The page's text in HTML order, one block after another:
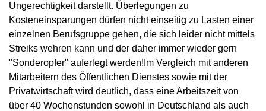
Ungerechtigkeit darstellt. Überlegungen zu
Kosteneinsparungen dürfen nicht einseitig zu Lasten einer
einzelnen Berufsgruppe gehen, die sich leider nicht mittels
Streiks wehren kann und der daher immer wieder gern
"Sonderopfer" auferlegt werden!Im Vergleich mit anderen
Mitarbeitern des Öffentlichen Dienstes sowie mit der
Privatwirtschaft wird deutlich, dass eine Arbeitszeit von
über 40 Wochenstunden sowohl in Deutschland als auch